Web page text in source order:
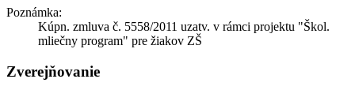
Poznámka:
Kúpn. zmluva č. 5558/2011 uzatv. v rámci projektu "Škol.
mliečny program" pre žiakov ZŠ
Zverejňovanie